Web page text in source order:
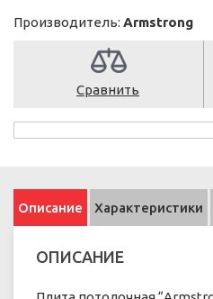
Производитель: Armstrong
Сравнить
Описание Характеристики
ОПИСАНИЕ